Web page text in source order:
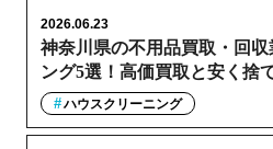
神奈川県の不用品買取・回
ング5選！高価買取と安く捨
2026.06.23
ハウスクリーニング